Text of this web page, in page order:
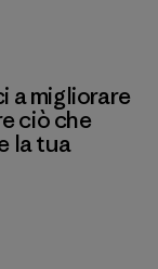
a migliorare
ciò che
la tua